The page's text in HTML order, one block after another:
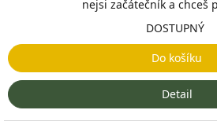
nejsi začátečník a chceš
DOSTUPNÝ
Do košíku
Detail